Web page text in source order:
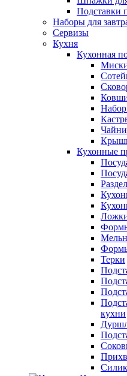
Подставки
Наборы для
Сервизы
Кухня
Кухонная
Кухонные
Терки
кухни